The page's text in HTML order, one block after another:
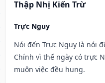
Thập Nhị Kiến Trừ
Trực Nguy
Nói đến Trực Nguy là nói
Chính vì thế ngày có trực
muôn việc đều hung.